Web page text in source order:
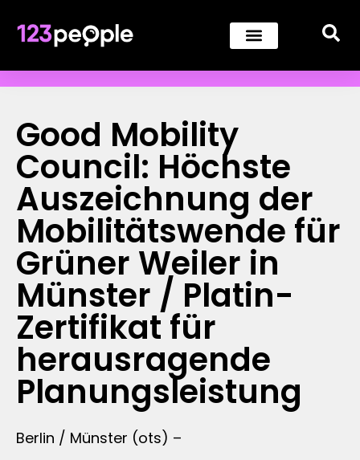
Good Mobility
Council: Höchste
Auszeichnung der
Mobilitätswende für
Grüner Weiler in
Münster / Platin-
Zertifikat für
herausragende
Planungsleistung
Berlin / Münster (ots) –